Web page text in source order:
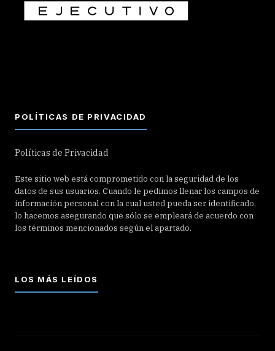
POLÍTICAS DE PRIVACIDAD
Políticas de Privacidad
Este sitio web está comprometido con la seguridad de los
datos de sus usuarios. Cuando le pedimos llenar los campos de
información personal con la cual usted pueda ser identificado,
lo hacemos asegurando que sólo se empleará de acuerdo con
los términos mencionados según el apartado.
LOS MÁS LEÍDOS